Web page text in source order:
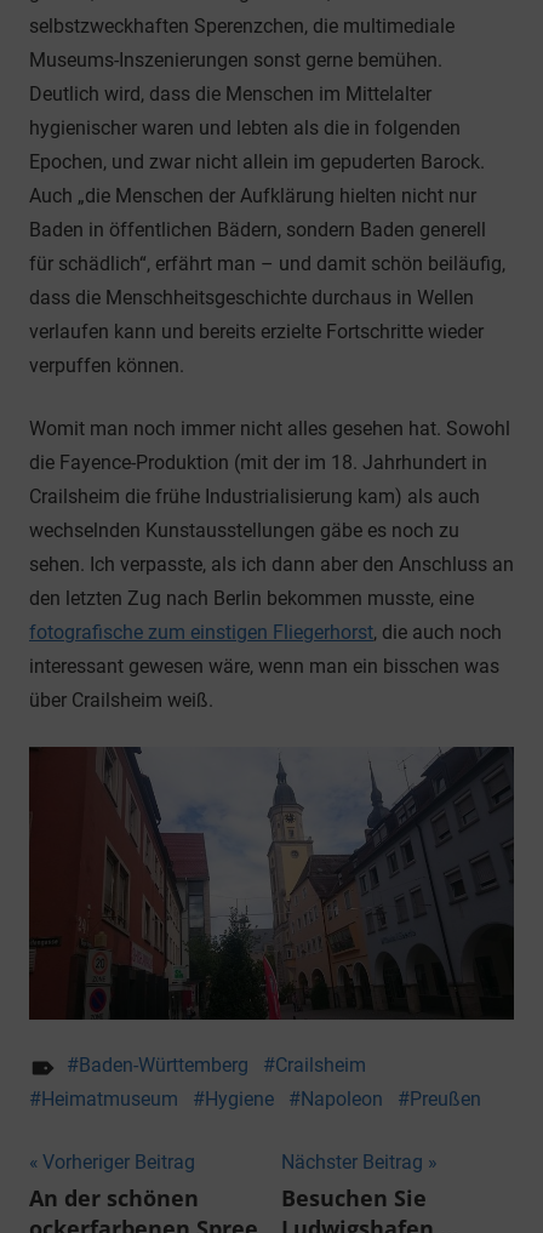
selbstzweckhaften Sperenzchen, die multimediale
Museums-Inszenierungen sonst gerne bemühen.
Deutlich wird, dass die Menschen im Mittelalter
hygienischer waren und lebten als die in folgenden
Epochen, und zwar nicht allein im gepuderten Barock.
Auch „die Menschen der Aufklärung hielten nicht nur
Baden in öffentlichen Bädern, sondern Baden generell
für schädlich“, erfährt man – und damit schön beiläufig,
dass die Menschheitsgeschichte durchaus in Wellen
verlaufen kann und bereits erzielte Fortschritte wieder
verpuffen können.
Womit man noch immer nicht alles gesehen hat. Sowohl
die Fayence-Produktion (mit der im 18. Jahrhundert in
Crailsheim die frühe Industrialisierung kam) als auch
wechselnden Kunstausstellungen gäbe es noch zu
sehen. Ich verpasste, als ich dann aber den Anschluss an
den letzten Zug nach Berlin bekommen musste, eine
fotografische zum einstigen Fliegerhorst, die auch noch
interessant gewesen wäre, wenn man ein bisschen was
über Crailsheim weiß.
Baden-Württemberg
Crailsheim
Heimatmuseum
Hygiene Napoleon Preußen
Beitragsnavigation
Vorheriger Beitrag
An der schönen
Nächster Beitrag
Besuchen Sie